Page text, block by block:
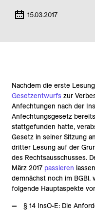
15.03.2017
Nachdem die erste
Gesetzentwurfs zur
Anfechtungen nach der
Anfechtungsgesetz
stattgefunden hatte,
Gesetz in seiner Sitzung
dritter Lesung auf der
des Rechtsausschusses.
März 2017 passieren
demnächst noch im
folgende Hauptaspekte
§ 14 InsO-E: Die